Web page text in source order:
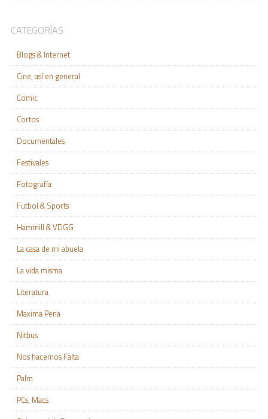
CATEGORÍAS
Blogs & Internet
Cine, así en general
Comic
Cortos
Documentales
Festivales
Fotografía
Futbol & Sports
Hammill & VDGG
La casa de mi abuela
La vida misma
Literatura
Maxima Pena
Nitbus
Nos hacemos Falta
Palm
PCs, Macs